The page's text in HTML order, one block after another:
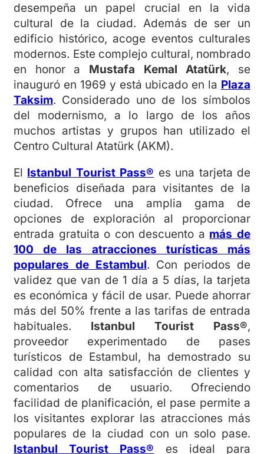
desempeña un papel crucial en la vida
cultural de la ciudad. Además de ser un
edificio histórico, acoge eventos culturales
modernos. Este complejo cultural, nombrado
en honor a Mustafa Kemal Atatürk, se
inauguró en 1969 y está ubicado en la Plaza
Taksim. Considerado uno de los símbolos
del modernismo, a lo largo de los años
muchos artistas y grupos han utilizado el
Centro Cultural Atatürk (AKM).
El Istanbul Tourist Pass® es una tarjeta de
beneficios diseñada para visitantes de la
ciudad. Ofrece una amplia gama de
opciones de exploración al proporcionar
entrada gratuita o con descuento a más de
100 de las atracciones turísticas más
populares de Estambul. Con periodos de
validez que van de 1 día a 5 días, la tarjeta
es económica y fácil de usar. Puede ahorrar
más del 50% frente a las tarifas de entrada
habituales. Istanbul Tourist Pass®,
proveedor experimentado de pases
turísticos de Estambul, ha demostrado su
calidad con alta satisfacción de clientes y
comentarios de usuario. Ofreciendo
facilidad de planificación, el pase permite a
los visitantes explorar las atracciones más
populares de la ciudad con un solo pase.
Istanbul Tourist Pass® es ideal para